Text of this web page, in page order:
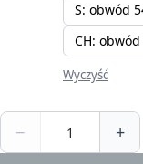
S: obwód
CH:
Wyczyść
− +